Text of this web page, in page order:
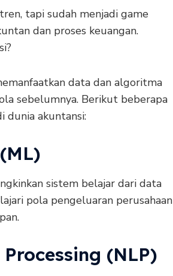
tapi sudah menjadi game
dan proses keuangan.
data dan algoritma
sebelumnya. Berikut beberapa
dunia akuntansi:
sistem belajar dari data
pola pengeluaran perusahaan
(NLP)